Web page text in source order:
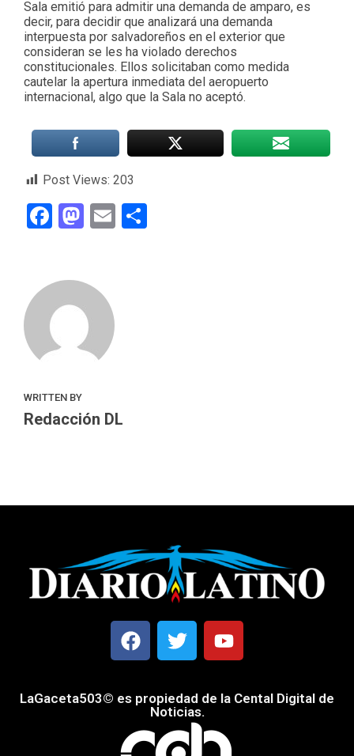
Sala emitió para admitir una demanda de amparo, es
decir, para decidir que analizará una demanda
interpuesta por salvadoreños en el exterior que
consideran se les ha violado derechos
constitucionales. Ellos solicitaban como medida
cautelar la apertura inmediata del aeropuerto
internacional, algo que la Sala no aceptó.
Post Views: 203
Facebook
Mastodon
Email
WRITTEN BY
Redacción DL
LaGaceta503© es propiedad de la Cental Digital de
Noticias.